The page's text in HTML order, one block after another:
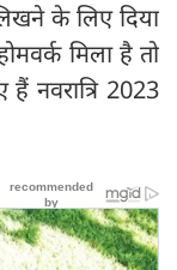
के लिए दिया
मिला है तो
नवरात्रि 2023